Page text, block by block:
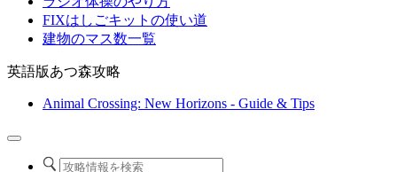
FIXはしごキットの使い道
建物のマス数一覧
英語版あつ森攻略
Animal Crossing: New Horizons - Guide & Tips